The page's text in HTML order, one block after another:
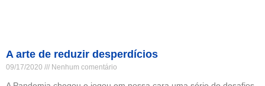
A arte de reduzir desperdícios
09/17/2020 Nenhum comentário